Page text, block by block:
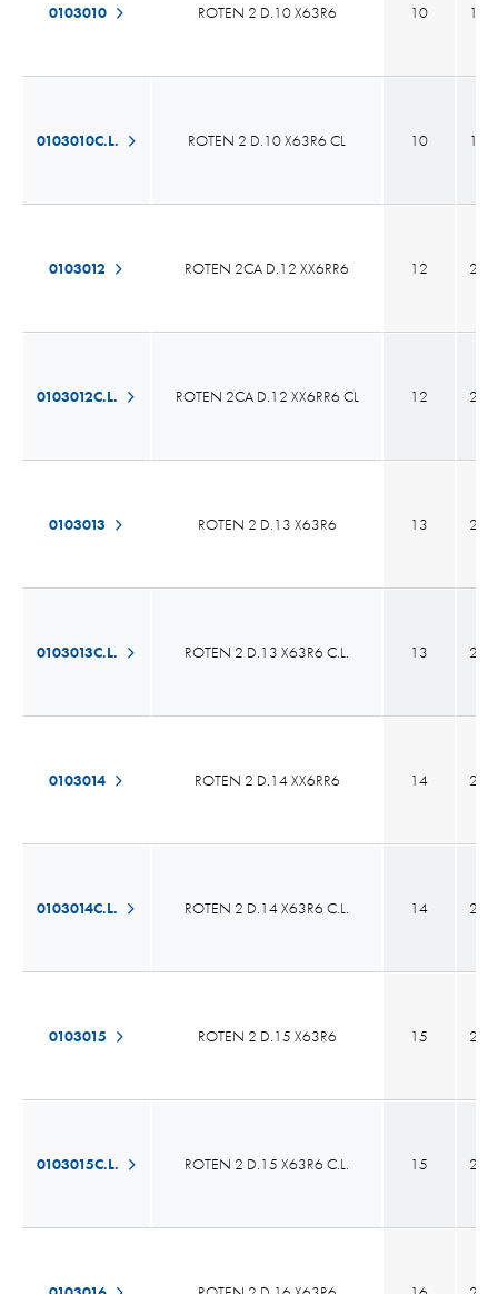
0103010 ROTEN 2 D.10 X63R6
0103010C.L. ROTEN 2 D.10 X63R6 CL
0103012 ROTEN 2CA D.12 XX6RR6
0103012C.L. ROTEN 2CA D.12 XX6RR6 CL
0103013 ROTEN 2 D.13 X63R6
0103013C.L. ROTEN 2 D.13 X63R6 C.L.
0103014 ROTEN 2 D.14 XX6RR6
0103014C.L. ROTEN 2 D.14 X63R6 C.L.
0103015 ROTEN 2 D.15 X63R6
0103015C.L. ROTEN 2 D.15 X63R6 C.L.
10 18,1
10 18,1
12 20,6
12 20,6
13 23,1
13 23,1
14 23,1
14 23,1
15 26,9
15 26,9